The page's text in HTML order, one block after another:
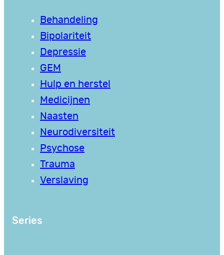
Behandeling
Bipolariteit
Depressie
GEM
Hulp en herstel
Medicijnen
Naasten
Neurodiversiteit
Psychose
Trauma
Verslaving
Series